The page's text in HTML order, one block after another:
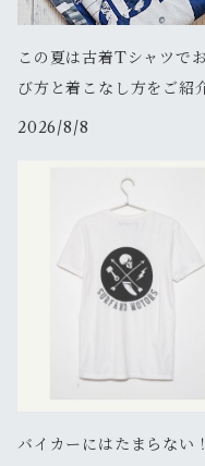
この夏は古着Tシャツで
び方と着こなし方をご紹
2026/8/8
バイカーにはたまらない